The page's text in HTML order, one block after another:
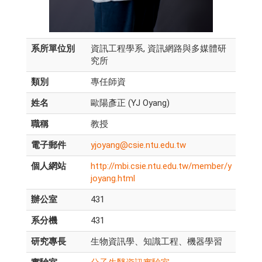
系所單位別
資訊工程學系, 資訊網路與多媒體研
究所
類別
專任師資
姓名
歐陽彥正 (YJ Oyang)
職稱
教授
電子郵件
yjoyang@csie.ntu.edu.tw
個人網站
http://mbi.csie.ntu.edu.tw/member/y
joyang.html
辦公室
431
系分機
431
研究專長
生物資訊學、知識工程、機器學習